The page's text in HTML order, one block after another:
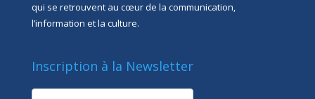
qui se retrouvent au cœur de la communication,
l’information et la culture.
Inscription à la Newsletter
newsletter